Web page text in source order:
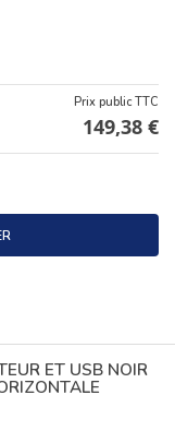
Prix public TTC
149,38 €
ET USB NOIR